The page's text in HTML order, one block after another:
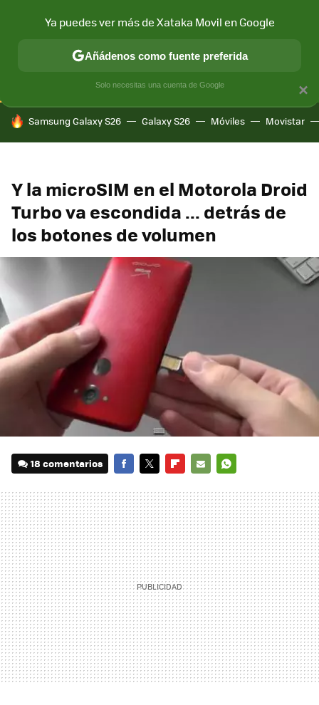
CONECTIVIDAD MÓVIL Y SOCIEDAD APLICACIONES
HOY SE HABLA DE
Samsung Galaxy S26 Galaxy S26 Móviles Movistar
Y la microSIM en el Motorola Droid
Turbo va escondida ... detrás de
los botones de volumen
18 comentarios
MAIL
×
Ya puedes ver más de Xataka Movil en Google
Añádenos como fuente preferida
Solo necesitas una cuenta de Google